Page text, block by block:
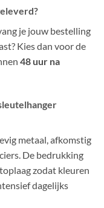
je jouw bestelling
Kies dan voor de
48 uur na
metaal, afkomstig
De bedrukking
zodat kleuren
dagelijks